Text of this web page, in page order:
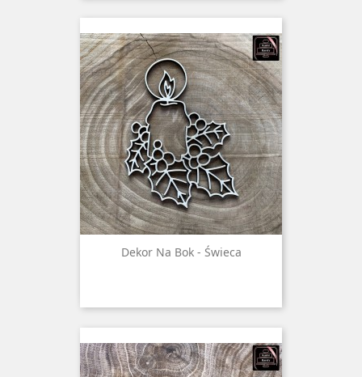
Dekor Na Bok - Świeca